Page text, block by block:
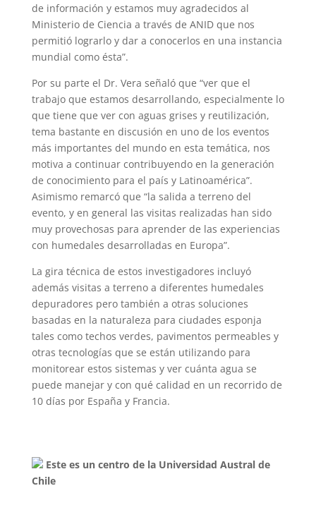
de información y estamos muy agradecidos al
Ministerio de Ciencia a través de ANID que nos
permitió lograrlo y dar a conocerlos en una instancia
mundial como ésta”.
Por su parte el Dr. Vera señaló que “ver que el
trabajo que estamos desarrollando, especialmente lo
que tiene que ver con aguas grises y reutilización,
tema bastante en discusión en uno de los eventos
más importantes del mundo en esta temática, nos
motiva a continuar contribuyendo en la generación
de conocimiento para el país y Latinoamérica”.
Asimismo remarcó que “la salida a terreno del
evento, y en general las visitas realizadas han sido
muy provechosas para aprender de las experiencias
con humedales desarrolladas en Europa”.
La gira técnica de estos investigadores incluyó
además visitas a terreno a diferentes humedales
depuradores pero también a otras soluciones
basadas en la naturaleza para ciudades esponja
tales como techos verdes, pavimentos permeables y
otras tecnologías que se están utilizando para
monitorear estos sistemas y ver cuánta agua se
puede manejar y con qué calidad en un recorrido de
10 días por España y Francia.
Este es un centro de la Universidad Austral de
Chile